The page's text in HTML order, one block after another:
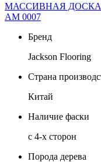
МАССИВНАЯ ДОСКА
АМ 0007
Бренд
Jackson Flooring
Страна
Китай
Наличие фаски
с 4-х сторон
Порода дерева